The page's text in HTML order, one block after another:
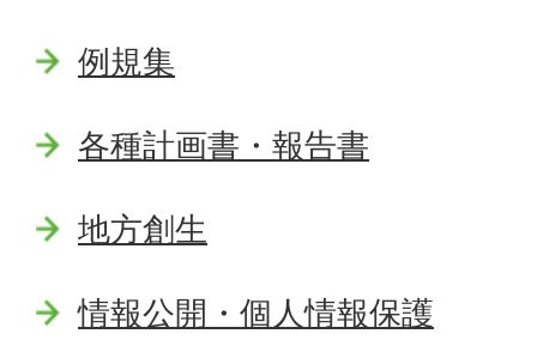
例規集
各種計画書・報告書
地方創生
情報公開・個人情報保護